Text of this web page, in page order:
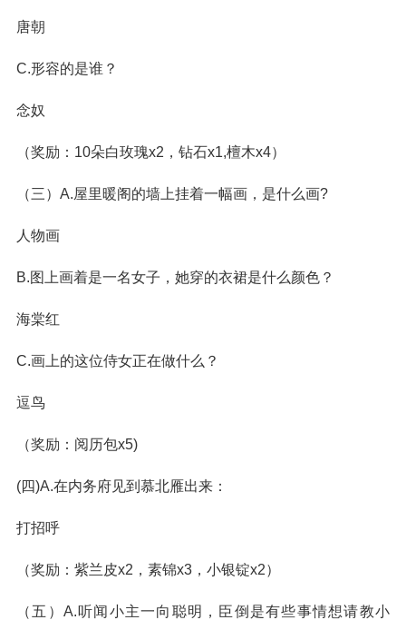
唐朝
C.形容的是谁？
念奴
（奖励：10朵白玫瑰x2，钻石x1,檀木x4）
（三）A.屋里暖阁的墙上挂着一幅画，是什么画?
人物画
B.图上画着是一名女子，她穿的衣裙是什么颜色？
海棠红
C.画上的这位侍女正在做什么？
逗鸟
（奖励：阅历包x5)
(四)A.在内务府见到慕北雁出来：
打招呼
（奖励：紫兰皮x2，素锦x3，小银锭x2）
（五）A.听闻小主一向聪明，臣倒是有些事情想请教小